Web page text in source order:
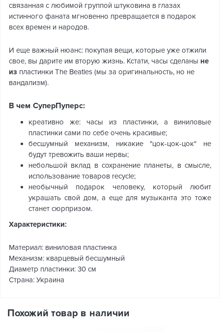
связанная с любимой группой штуковина в глазах
истинного фаната мгновенно превращается в подарок
всех времен и народов.
И еще важный нюанс: покупая вещи, которые уже отжили
свое, вы дарите им вторую жизнь. Кстати, часы сделаны не
из пластинки The Beatles (мы за оригинальность, но не
вандализм).
В чем СуперПуперс:
креативно же: часы из пластинки, а виниловые
пластинки сами по себе очень красивые;
бесшумный механизм, никакие "цок-цок-цок" не
будут тревожить ваши нервы;
небольшой вклад в сохранение планеты, в смысле,
использование товаров recycle;
необычный подарок человеку, который любит
украшать свой дом, а еще для музыканта это тоже
станет сюрпризом.
Характеристики:
Материал: виниловая пластинка
Механизм: кварцевый бесшумный
Диаметр пластинки: 30 см
Страна: Украина
Похожий товар в наличии